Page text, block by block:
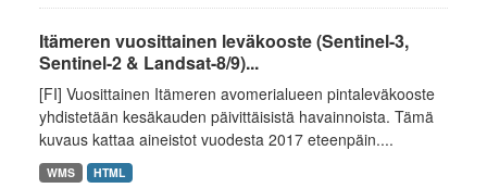
Itämeren vuosittainen leväkooste (Sentinel-3,
Sentinel-2 & Landsat-8/9)...
[FI] Vuosittainen Itämeren avomerialueen pintaleväkooste
yhdistetään kesäkauden päivittäisistä havainnoista. Tämä
kuvaus kattaa aineistot vuodesta 2017 eteenpäin....
WMS HTML